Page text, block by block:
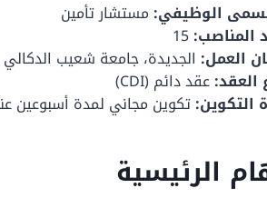
الوظيفي: مستشار تأمين
المناصب:
العمل: الجديدة، جامعة شعيب الدكالي
العقد:عقد دائم (CDI)
التكوين:تكوين مجاني لمدة أسبوعين
الرئيسية